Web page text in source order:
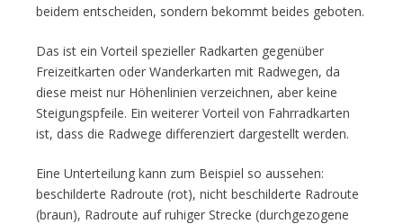
beidem entscheiden, sondern bekommt beides geboten.
Das ist ein Vorteil spezieller Radkarten gegenüber
Freizeitkarten oder Wanderkarten mit Radwegen, da
diese meist nur Höhenlinien verzeichnen, aber keine
Steigungspfeile. Ein weiterer Vorteil von Fahrradkarten
ist, dass die Radwege differenziert dargestellt werden.
Eine Unterteilung kann zum Beispiel so aussehen:
beschilderte Radroute (rot), nicht beschilderte Radroute
(braun), Radroute auf ruhiger Strecke (durchgezogene